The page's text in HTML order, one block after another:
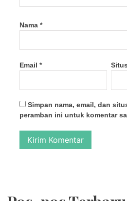
Nama *
Email *
Simpan nama, email, dan
peramban ini untuk komentar